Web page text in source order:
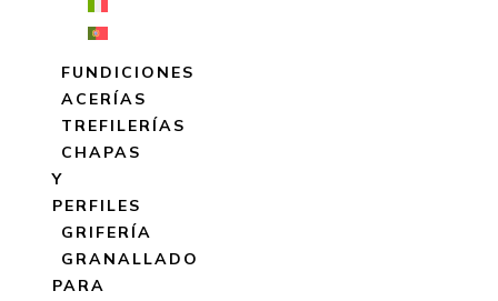
FUNDICIONES
ACERÍAS
TREFILERÍAS
CHAPAS
Y
PERFILES
GRIFERÍA
GRANALLADO
PARA